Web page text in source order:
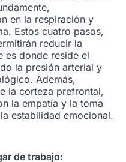
en la respiración y
Estos cuatro pasos,
reducir la
es donde reside el
la presión arterial y
Además,
la corteza prefrontal,
la empatía y la toma
estabilidad emocional.
de trabajo: